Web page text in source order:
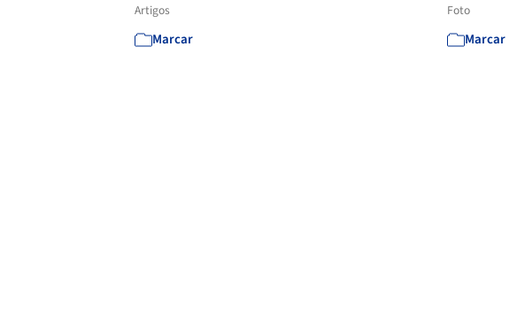
Artigos
Marcar
Foto
Marcar